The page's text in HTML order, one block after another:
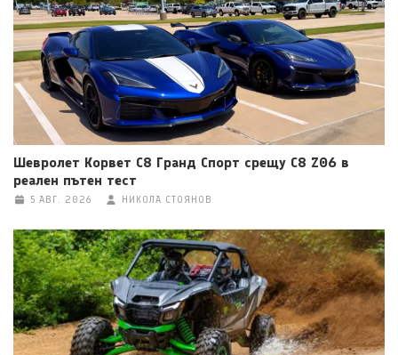
Шевролет Корвет C8 Гранд Спорт срещу C8 Z06 в
реален пътен тест
5 АВГ. 2026 НИКОЛА СТОЯНОВ